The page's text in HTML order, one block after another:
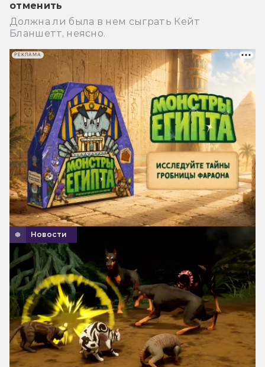
отменить
Должна ли была в нем сыграть Кейт
Бланшетт, неясно.
Новости
РЕКЛАМА